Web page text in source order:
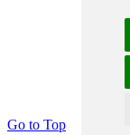
Go to Top